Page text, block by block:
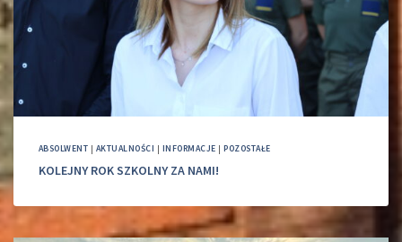
ABSOLWENT | AKTUALNOŚCI | INFORMACJE |POZOSTAŁE
KOLEJNY ROK SZKOLNY ZA NAMI!